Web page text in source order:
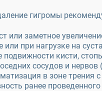
гигромы
или заметное
или при нагрузке на
подвижности кисти,
сосудов и
в зоне трения
ранее